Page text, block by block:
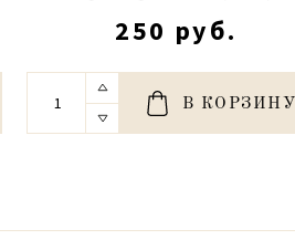
250 руб.
В КОРЗИНУ